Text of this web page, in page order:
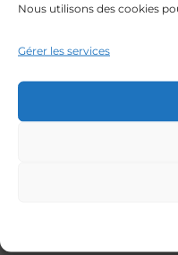
Nous utilisons des cookies
Gérer les services